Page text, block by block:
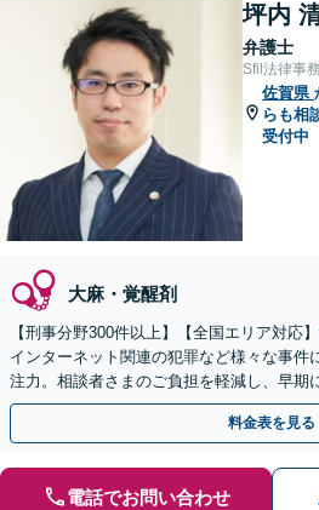
坪内
弁護士
Sfil法律事
佐賀県
らも相
受付中
大麻・覚醒剤
【刑事分野300件以上】【全国エリア対応
インターネット関連の犯罪など様々な事件
注力。相談者さまのご負担を軽減し、早期
力します【遠方のご依頼可】【裁判員裁判
料金表を見る
電話でお問い合わせ